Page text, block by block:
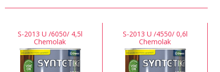
S-2013 U /6050/ 4,5l
Chemolak
S-2013 U /4550/ 0,6l
Chemolak